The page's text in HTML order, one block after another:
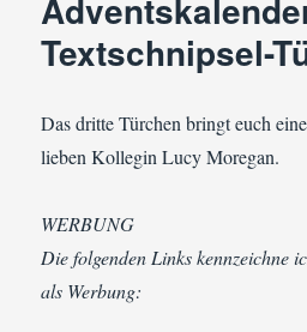
Textschnipsel-
Das dritte Türchen bringt euch
lieben Kollegin Lucy Moregan.
WERBUNG
Die folgenden Links kennzeichne
als Werbung: